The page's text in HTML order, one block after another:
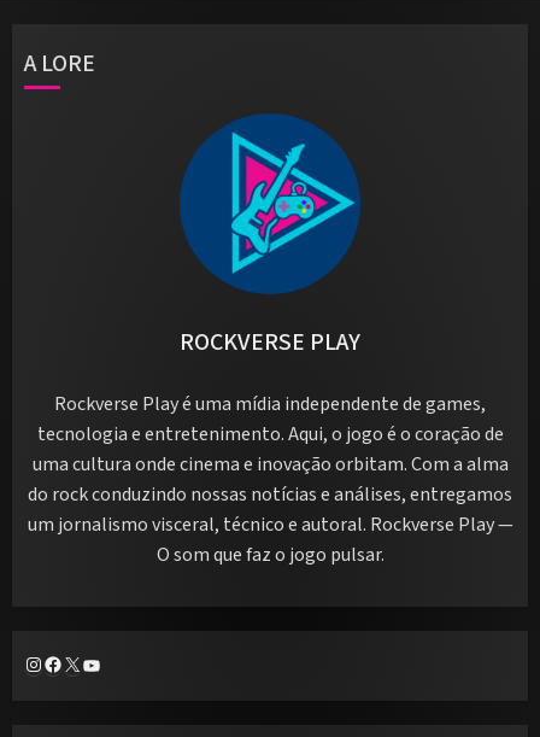
A LORE
ROCKVERSE PLAY
Rockverse Play é uma mídia independente de games,
tecnologia e entretenimento. Aqui, o jogo é o coração de
uma cultura onde cinema e inovação orbitam. Com a alma
do rock conduzindo nossas notícias e análises, entregamos
um jornalismo visceral, técnico e autoral. Rockverse Play —
O som que faz o jogo pulsar.
Instagram
Facebook
X Youtube